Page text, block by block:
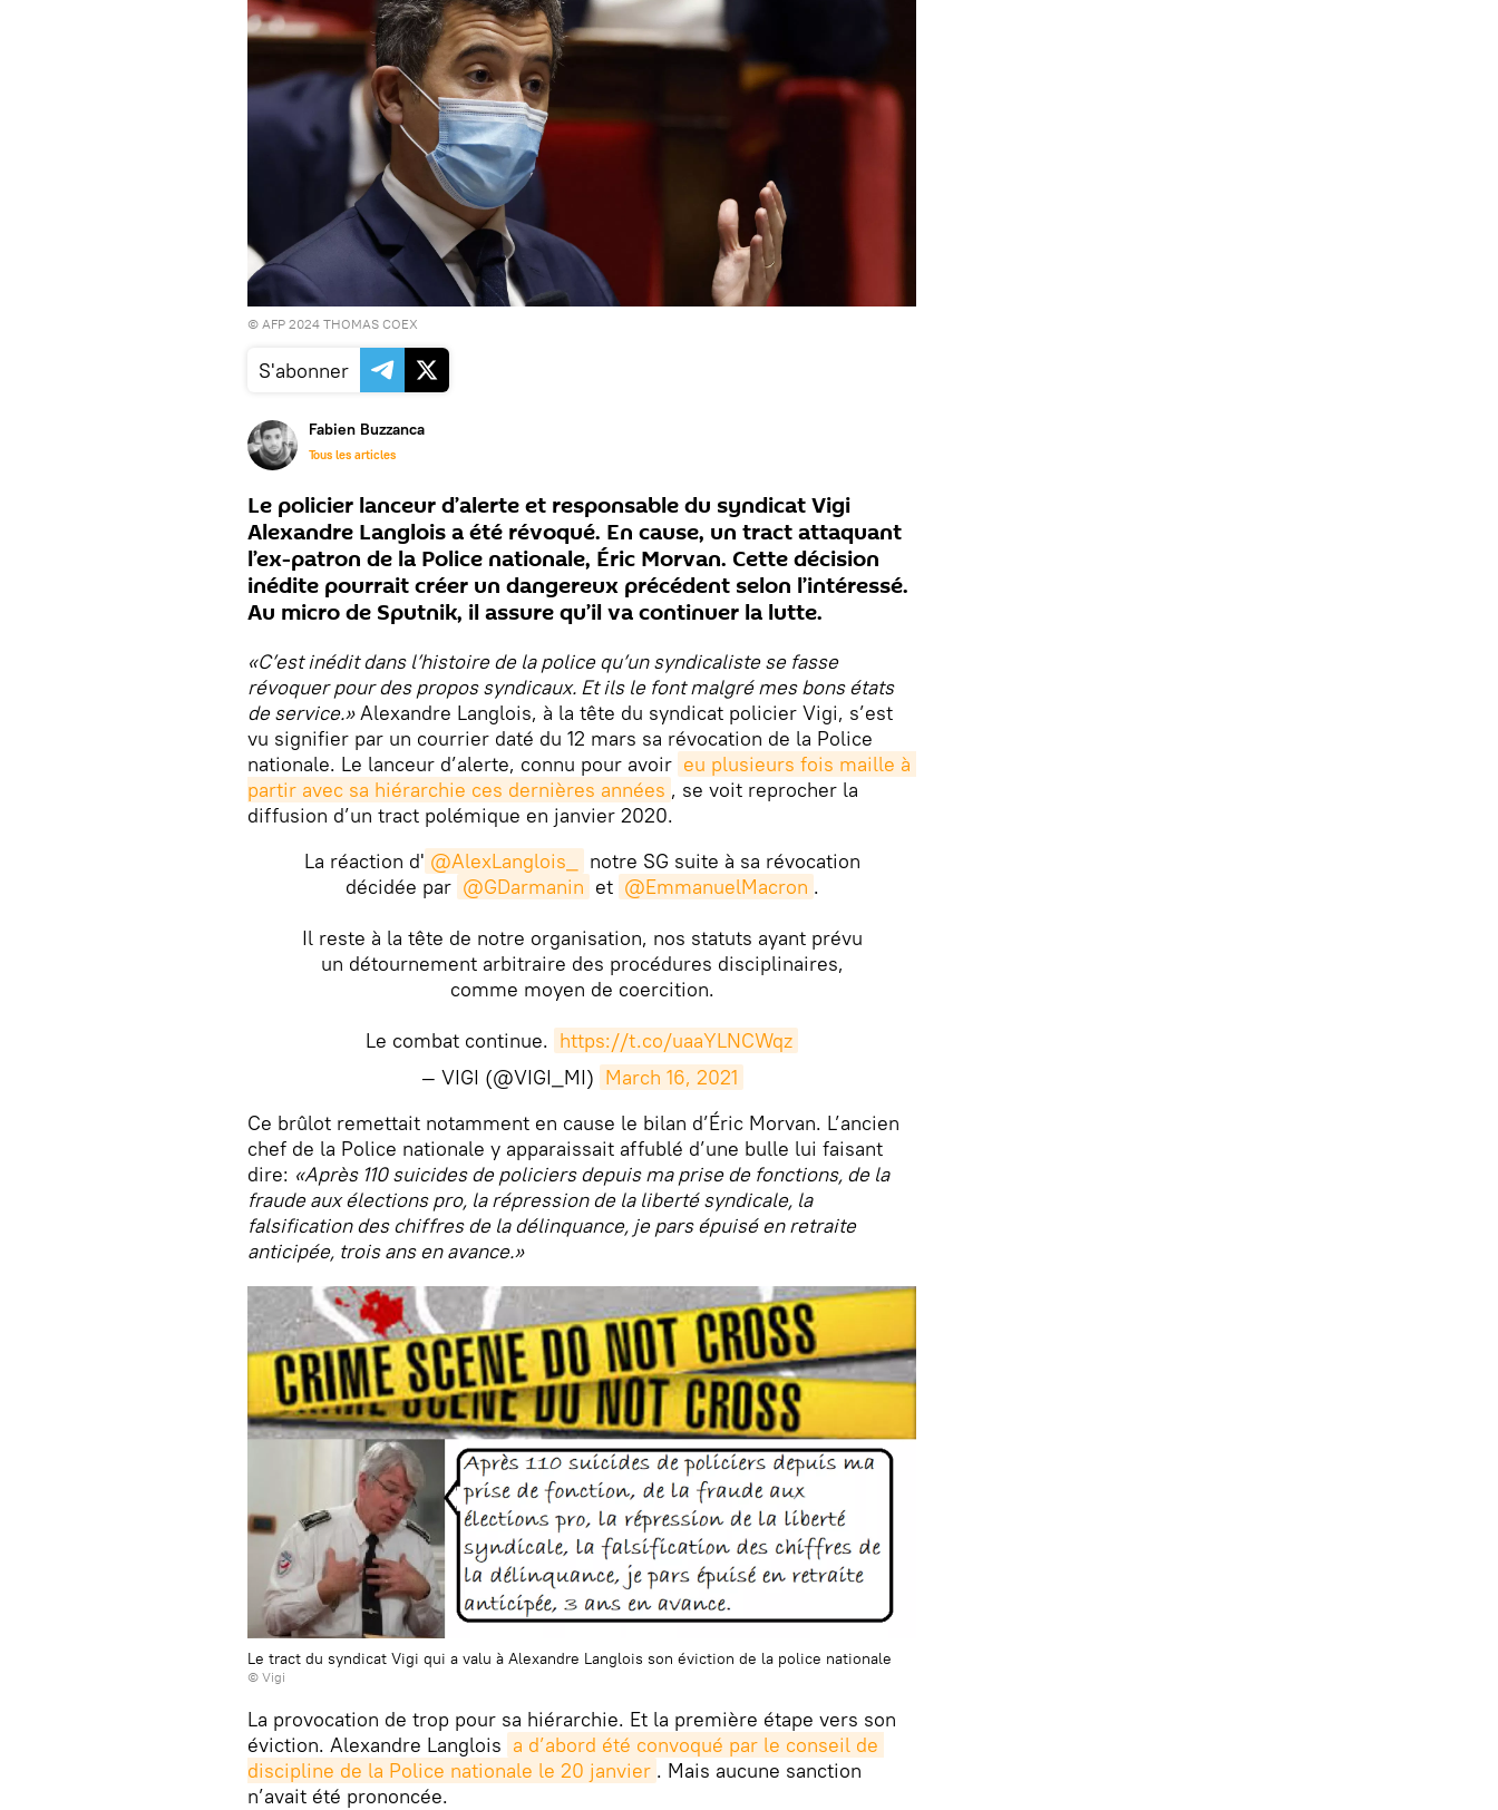
© AFP 2024 THOMAS COEX
S'abonner
Fabien Buzzanca
Tous les articles
Le policier lanceur d’alerte et responsable du syndicat Vigi
Alexandre Langlois a été révoqué. En cause, un tract attaquant
l’ex-patron de la Police nationale, Éric Morvan. Cette décision
inédite pourrait créer un dangereux précédent selon l’intéressé.
Au micro de Sputnik, il assure qu’il va continuer la lutte.
«C’est inédit dans l’histoire de la police qu’un syndicaliste se fasse
révoquer pour des propos syndicaux. Et ils le font malgré mes bons états
de service.»Alexandre Langlois, à la tête du syndicat policier Vigi, s’est
vu signifier par un courrier daté du 12 mars sa révocation de la Police
nationale. Le lanceur d’alerte, connu pour avoir eu plusieurs fois maille à
partir avec sa hiérarchie ces dernières années , se voit reprocher la
diffusion d’un tract polémique en janvier 2020.
La réaction d' @AlexLanglois_
notre SG suite à sa révocation
décidée par @GDarmanin et @EmmanuelMacron .
Il reste à la tête de notre organisation, nos statuts ayant prévu
un détournement arbitraire des procédures disciplinaires,
comme moyen de coercition.
Le combat continue. https://t.co/uaaYLNCWqz
— VIGI (@VIGI_MI) March 16, 2021
​Ce brûlot remettait notamment en cause le bilan d’Éric Morvan. L’ancien
chef de la Police nationale y apparaissait affublé d’une bulle lui faisant
dire: «Après 110 suicides de policiers depuis ma prise de fonctions, de la
fraude aux élections pro, la répression de la liberté syndicale, la
falsification des chiffres de la délinquance, je pars épuisé en retraite
anticipée, trois ans en avance.»
Le tract du syndicat Vigi qui a valu à Alexandre Langlois son éviction de la police nationale
© Vigi
La provocation de trop pour sa hiérarchie. Et la première étape vers son
éviction. Alexandre Langlois a d’abord été convoqué par le conseil de
discipline de la Police nationale le 20 janvier . Mais aucune sanction
n’avait été prononcée.